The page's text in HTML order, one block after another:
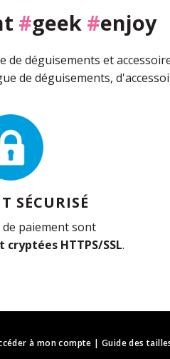
#geek #enjoy
déguisements et
de déguisements,
SÉCURISÉ
de paiement sont
cryptées HTTPS/SSL.
à mon compte |Guide des